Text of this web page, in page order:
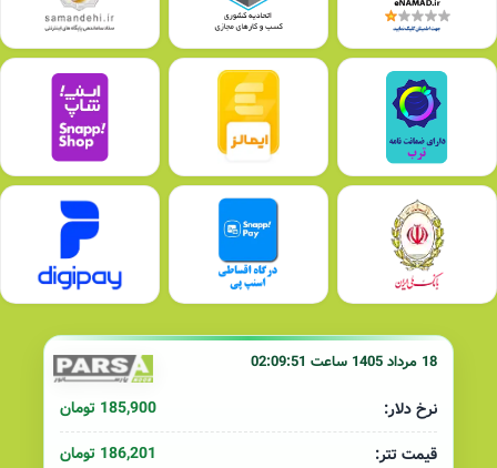
18 مرداد 1405 ساعت 02:09:51
نرخ دلار:
185,900 تومان
قیمت تتر:
186,201 تومان